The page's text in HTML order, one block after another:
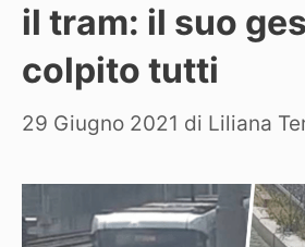
il tram: il suo
colpito tutti
29 Giugno 2021 di Liliana